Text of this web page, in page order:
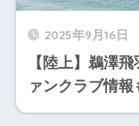
2025年9月16日
【陸上】鵜澤
ァンクラブ情報